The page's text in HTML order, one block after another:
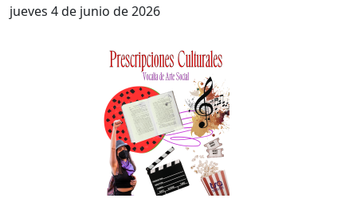
jueves 4 de junio de 2026